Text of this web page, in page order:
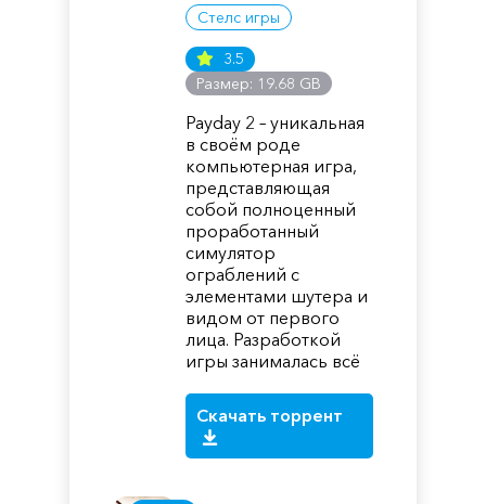
Стелс игры
3.5
Размер: 19.68 GB
Payday 2 – уникальная
в своём роде
компьютерная игра,
представляющая
собой полноценный
проработанный
симулятор
ограблений с
элементами шутера и
видом от первого
лица. Разработкой
игры занималась всё
Скачать торрент